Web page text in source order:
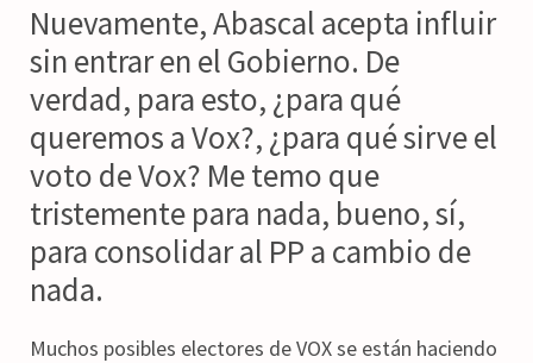
Nuevamente, Abascal acepta influir
sin entrar en el Gobierno. De
verdad, para esto, ¿para qué
queremos a Vox?, ¿para qué sirve el
voto de Vox? Me temo que
tristemente para nada, bueno, sí,
para consolidar al PP a cambio de
nada.
Muchos posibles electores de VOX se están haciendo